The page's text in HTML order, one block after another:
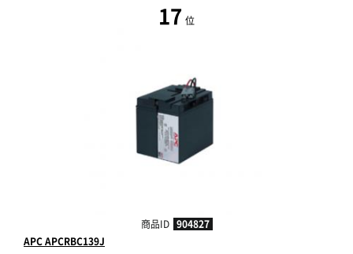
17 位
商品ID 904827
APC APCRBC139J